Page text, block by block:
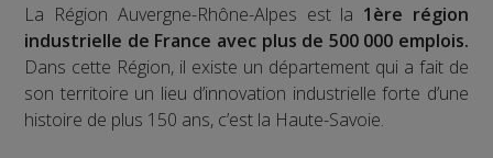
La Région Auvergne-Rhône-Alpes est la 1ère région
industrielle de France avec plus de 500 000 emplois.
Dans cette Région, il existe un département qui a fait de
son territoire un lieu d’innovation industrielle forte d’une
histoire de plus 150 ans, c’est la Haute-Savoie.